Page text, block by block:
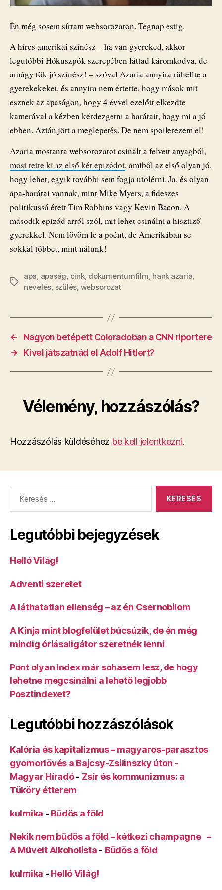
Én még sosem sírtam websorozaton. Tegnap estig.
A híres amerikai színész – ha van gyereked, akkor
legutóbbi Hókuszpók szerepében láttad káromkodva, de
amúgy tök jó színész! – szóval Azaria annyira rühellte a
gyerekekeket, és annyira nem értette, hogy mások mit
esznek az apaságon, hogy 4 évvel ezelőtt elkezdte
kamerával a kézben kérdezgetni a barátait, hogy mi a jó
ebben. Aztán jött a meglepetés. De nem spoilerezem el!
Azaria mostanra websorozatot csinált a felvett anyagból,
most tette ki az első két epizódot, amiből az első olyan jó,
hogy lehet, egyik további sem fogja utolérni. Ja, és olyan
apa-barátai vannak, mint Mike Myers, a fideszes
politikussá érett Tim Robbins vagy Kevin Bacon. A
második epizód arról szól, mit lehet csinálni a hisztiző
gyerekkel. Nem lövöm le a poént, de Amerikában se
sokkal többet, mint nálunk!
Címkék
apa, apaság, cink, dokumentumfilm, hank azaria,
nevelés, szülés, websorozat
←
Nagyon betépett Coloradoban a CNN riportere
→
Kivel játszatnád el Adolf Hitlert?
Vélemény, hozzászólás?
Hozzászólás küldéséhez be kell jelentkezni.
Legutóbbi bejegyzések
Helló Világ!
Adventi szeretet
A láthatatlan ellenség – az én Csernobilom
A Kinja mint blogfelület búcsúzik, de én még
mindig óriásaligátor szeretnék lenni
Pont olyan Index már sohasem lesz, de hogy
lehetne megcsinálni a lehető legjobb
Posztindexet?
Legutóbbi hozzászólások
Kalória és kapitalizmus – magyaros-parasztos
gyomorlövés a Bajcsy-Zsilinszky úton -
Magyar Híradó- Zsír és kommunizmus: a
Tüköry étterem
kulmika - Büdös a föld
Nekik nem büdös a föld – kétkezi champagne –
A Művelt Alkoholista - Büdös a föld
kulmika - Helló Világ!